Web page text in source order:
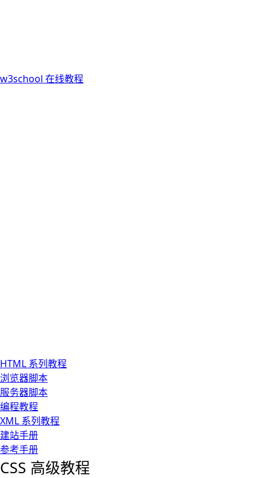
w3school 在线教程
HTML 系列教程
浏览器脚本
服务器脚本
编程教程
XML 系列教程
建站手册
参考手册
CSS 高级教程